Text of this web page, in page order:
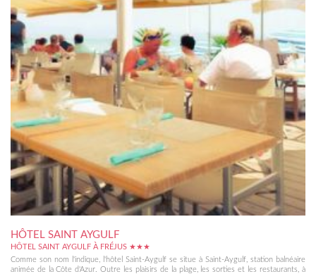
HÔTEL SAINT AYGULF
HÔTEL SAINT AYGULF À FRÉJUS ★★★
Comme son nom l'indique, l'hôtel Saint-Aygulf se situe à Saint-Aygulf, station balnéaire
animée de la Côte d'Azur. Outre les plaisirs de la plage, les sorties et les restaurants, à